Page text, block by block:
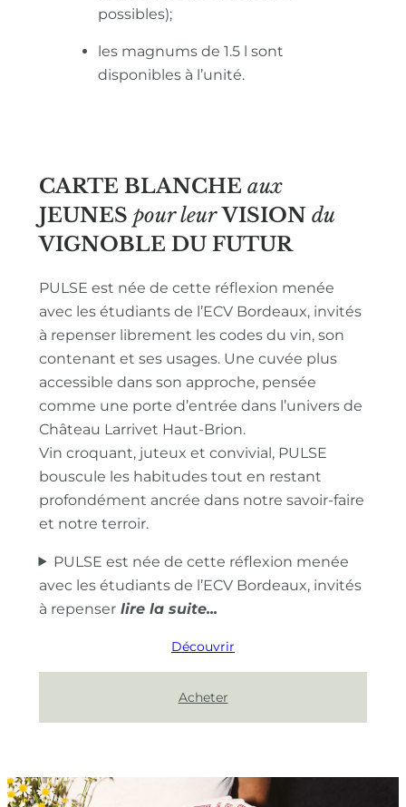
possibles);
les magnums de 1.5 l sont
disponibles à l’unité.
CARTE BLANCHE aux
JEUNES pour leur VISION du
VIGNOBLE DU FUTUR
PULSE est née de cette réflexion menée
avec les étudiants de l’ECV Bordeaux, invités
à repenser librement les codes du vin, son
contenant et ses usages. Une cuvée plus
accessible dans son approche, pensée
comme une porte d’entrée dans l’univers de
Château Larrivet Haut-Brion.
Vin croquant, juteux et convivial, PULSE
bouscule les habitudes tout en restant
profondément ancrée dans notre savoir-faire
et notre terroir.
PULSE est née de cette réflexion menée
avec les étudiants de l’ECV Bordeaux, invités
à repenser
Découvrir
Acheter